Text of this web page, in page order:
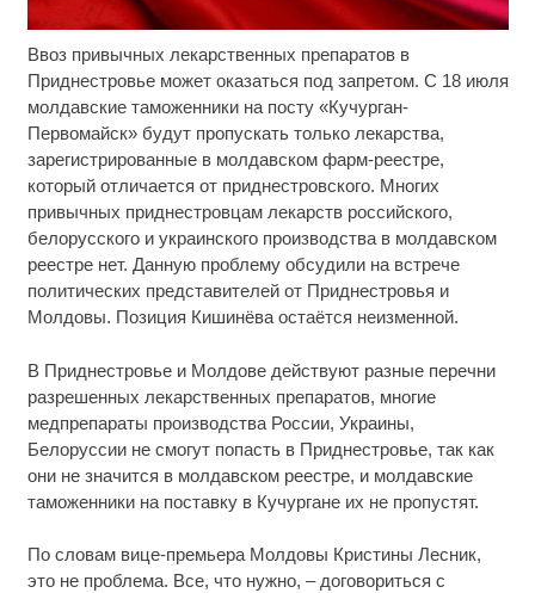
Ввоз привычных лекарственных препаратов в
Приднестровье может оказаться под запретом. С 18 июля
молдавские таможенники на посту «Кучурган-
Первомайск» будут пропускать только лекарства,
зарегистрированные в молдавском фарм-реестре,
который отличается от приднестровского. Многих
привычных приднестровцам лекарств российского,
белорусского и украинского производства в молдавском
реестре нет. Данную проблему обсудили на встрече
политических представителей от Приднестровья и
Молдовы. Позиция Кишинёва остаётся неизменной.
В Приднестровье и Молдове действуют разные перечни
разрешенных лекарственных препаратов, многие
медпрепараты производства России, Украины,
Белоруссии не смогут попасть в Приднестровье, так как
они не значится в молдавском реестре, и молдавские
таможенники на поставку в Кучургане их не пропустят.
По словам вице-премьера Молдовы Кристины Лесник,
это не проблема. Все, что нужно, – договориться с
Скрытая камера на пляже Крыма: Что люди
вытворяют, когда их не видят...
Ролик длится несколько секунд, а смеяться вы
будете долго
Ржу не переставая, это видео пересмотришь не
раз